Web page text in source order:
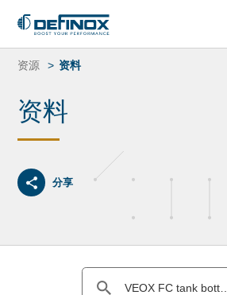
跳
内
容
索：
资源 资料
资料
分享